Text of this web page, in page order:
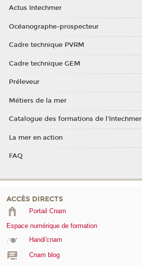
Actus Intechmer
Océanographe-prospecteur
Cadre technique PVRM
Cadre technique GEM
Préleveur
Métiers de la mer
Catalogue des formations de l'Intechmer
La mer en action
FAQ
ACCÈS DIRECTS
Portail Cnam
Espace numérique de formation
Handi'cnam
Cnam blog